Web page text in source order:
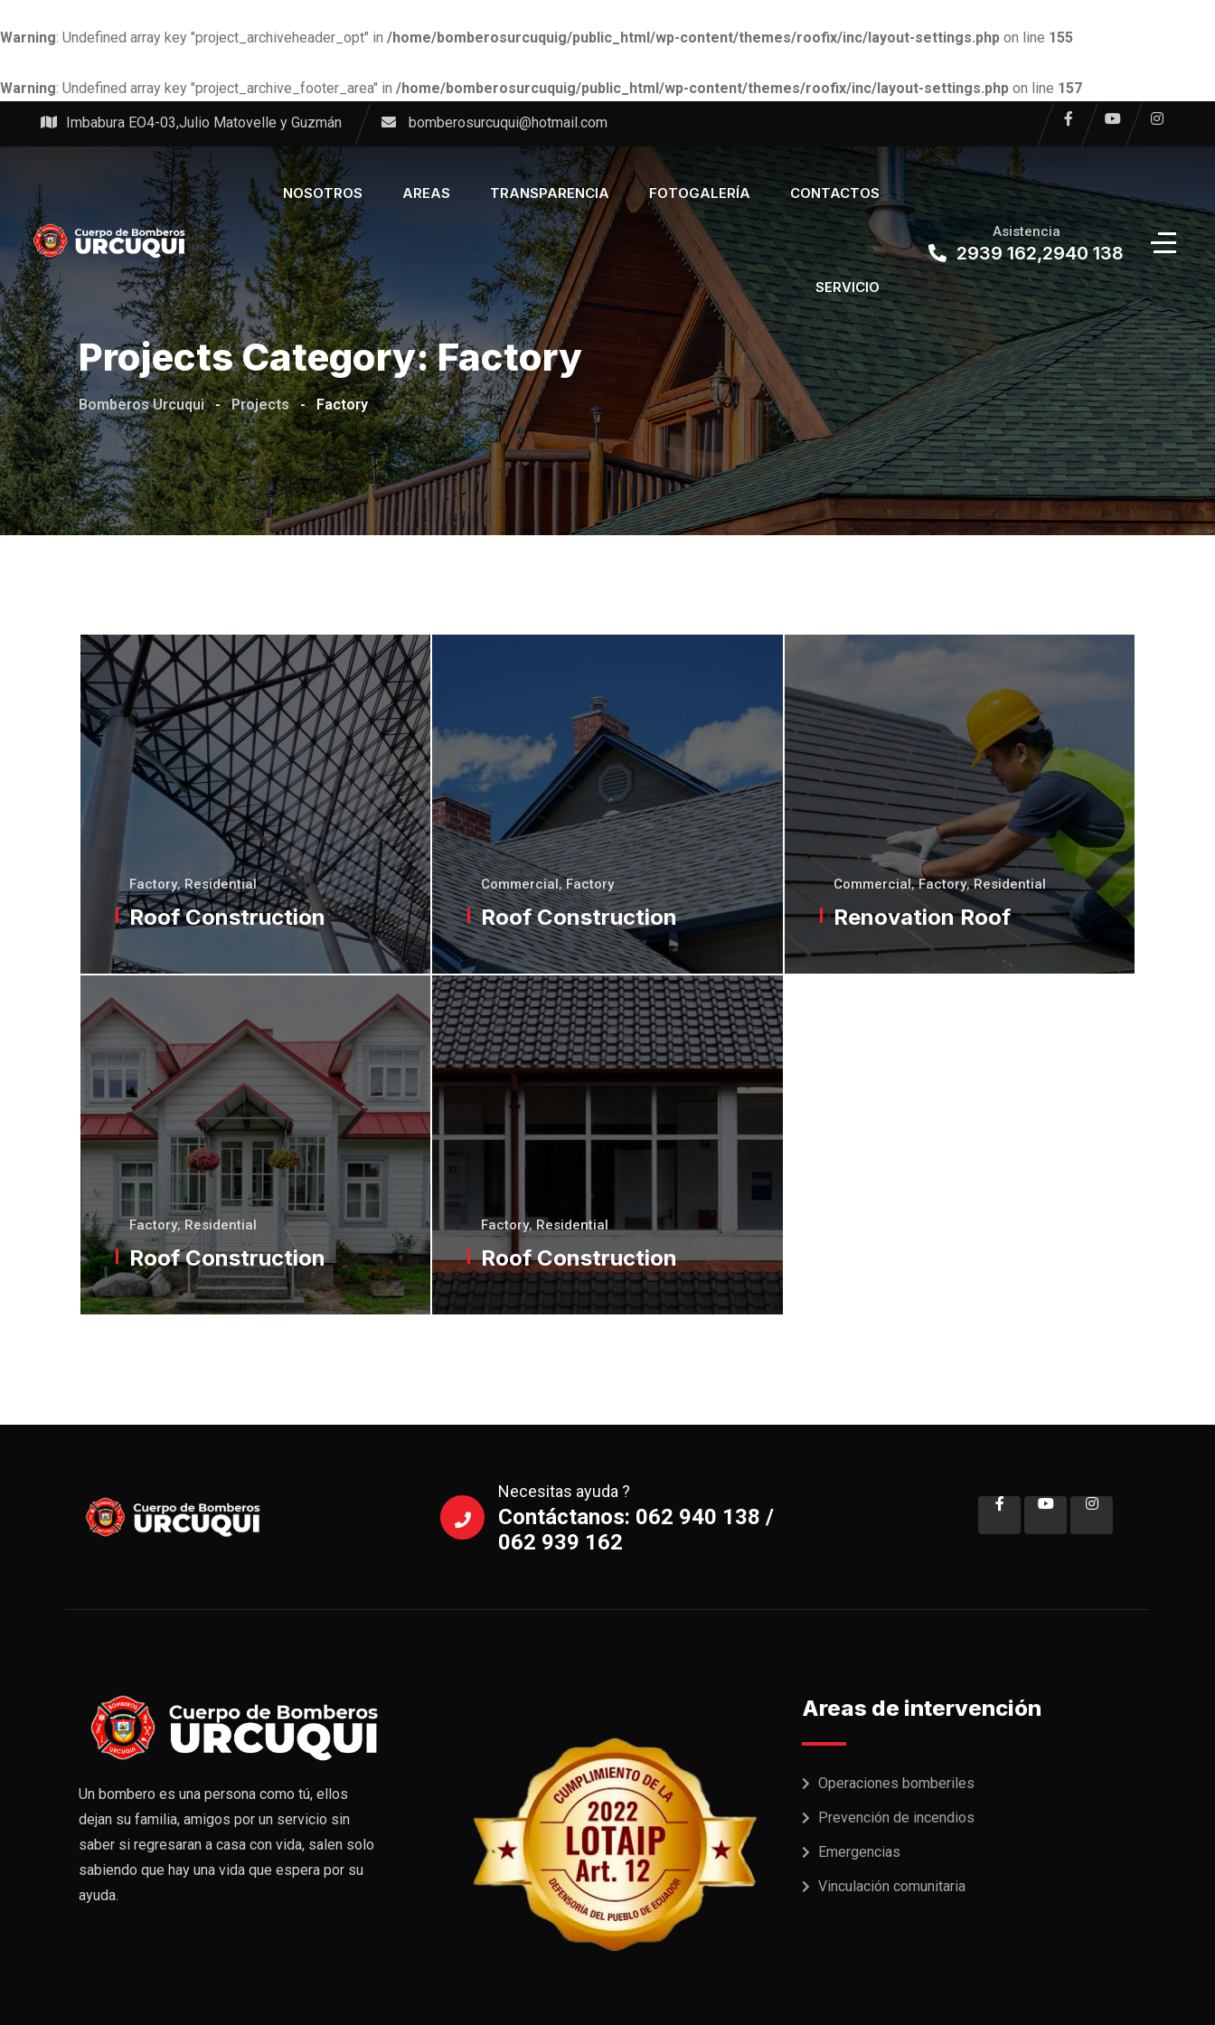
Warning: Undefined array key "project_archiveheader_opt" in /home/bomberosurcuquig/public_html/wp-content/themes/roofix/inc/layout-settings.php on line 155
Warning: Undefined array key "project_archive_footer_area" in /home/bomberosurcuquig/public_html/wp-content/themes/roofix/inc/layout-settings.php on line 157
Imbabura EO4-03,Julio Matovelle y Guzmán bomberosurcuqui@hotmail.com
NOSOTROS AREAS TRANSPARENCIA FOTOGALERÍA CONTACTOS
SERVICIO
Asistencia
2939 162,2940 138
Projects Category:Factory
Bomberos Urcuqui - Projects - Factory
Factory, Residential
Roof Construction
Commercial, Factory
Roof Construction
Commercial, Factory, Residential
Renovation Roof
Factory, Residential
Roof Construction
Factory, Residential
Roof Construction
Necesitas ayuda ?
Contáctanos: 062 940 138 /
062 939 162
Un bombero es una persona como tú, ellos
dejan su familia, amigos por un servicio sin
saber si regresaran a casa con vida, salen solo
sabiendo que hay una vida que espera por su
ayuda.
Areas de intervención
Operaciones bomberiles
Prevención de incendios
Emergencias
Vinculación comunitaria